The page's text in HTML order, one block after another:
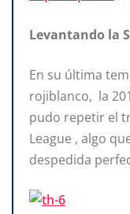
Levantando la
En su última
rojiblanco, la
pudo repetir el
League , algo
despedida